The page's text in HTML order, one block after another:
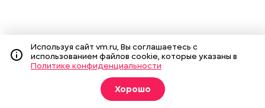
Используя сайт vm.ru, Вы соглашаетесь с
использованием файлов cookie, которые указаны в
Политике конфиденциальности
Хорошо